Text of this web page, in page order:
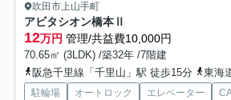
吹田市上山手町
アビタシオン橋本Ⅱ
12万円 管理/共益費10,000円
70.65㎡ (3LDK) /築32年 /7階建
阪急千里線「千里山」駅 徒歩15分
東海道
駐輪場 オートロック エレベーター